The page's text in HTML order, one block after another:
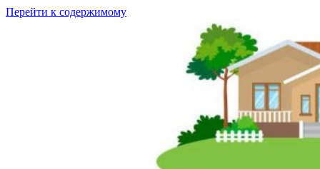
Перейти к содержимому